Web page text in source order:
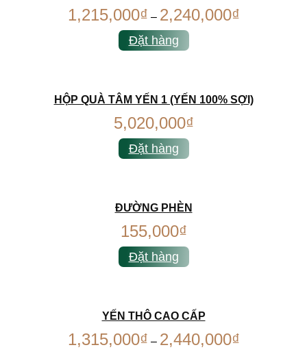
1,215,000₫ – 2,240,000₫
Đặt hàng
HỘP QUÀ TÂM YẾN 1 (YẾN 100% SỢI)
5,020,000₫
Đặt hàng
ĐƯỜNG PHÈN
155,000₫
Đặt hàng
YẾN THÔ CAO CẤP
1,315,000₫ – 2,440,000₫